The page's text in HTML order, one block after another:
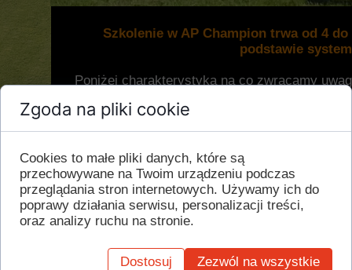
Szkolenie w AP Champion trwa od 4
podstawie
Poniżej charakterystyka na co zwracamy
Etap egocentryczny I (4-7 lat,
-mała ilość informacji zewnętrznych od
- celem jest posiadanie piłki "ja i piłka", dziecko
możliwości podania
- nauka odpowiedniego poruszania
- bardzo duża liczba małych gier od 1x1 do
zasad, których
Zgoda na pliki cookie
Cookies to małe pliki danych, które są
przechowywane na Twoim urządzeniu podczas
przeglądania stron internetowych. Używamy ich do
poprawy działania serwisu, personalizacji treści,
oraz analizy ruchu na stronie.
Dostosuj Zezwól na wszystkie